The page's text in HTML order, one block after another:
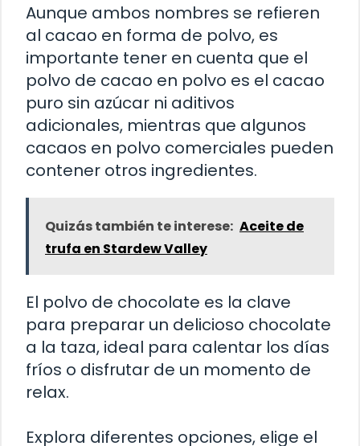
Aunque ambos nombres se refieren
al cacao en forma de polvo, es
importante tener en cuenta que el
polvo de cacao en polvo es el cacao
puro sin azúcar ni aditivos
adicionales, mientras que algunos
cacaos en polvo comerciales pueden
contener otros ingredientes.
Quizás también te interese: Aceite de
trufa en Stardew Valley
El polvo de chocolate es la clave
para preparar un delicioso chocolate
a la taza, ideal para calentar los días
fríos o disfrutar de un momento de
relax.
Explora diferentes opciones, elige el